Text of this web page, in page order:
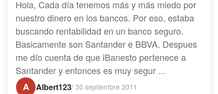
Hola, Cada día tenemos más y más miedo por
nuestro dinero en los bancos. Por eso, estaba
buscando rentabilidad en un banco seguro.
Basicamente son Santander e BBVA. Despues
me dío cuenta de que iBanesto pertenece a
Santander y entonces es muy segur ...
A
Albert123/ 30 septiembre 2011